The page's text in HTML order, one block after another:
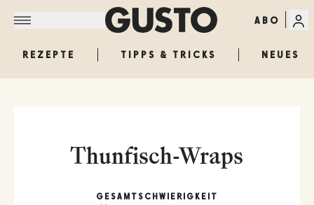
ABO
REZEPTE TIPPS & TRICKS NEUES
Thunfisch-Wraps
GESAMT SCHWIERIGKEIT